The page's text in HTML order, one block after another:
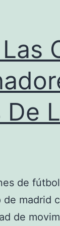
De
de
madrid
de